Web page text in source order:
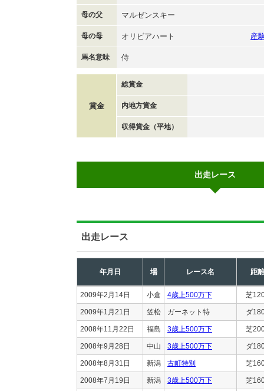
母の父 マルゼンスキー
母の母 オリビアハート 産
馬名意味 侍
賞金
総賞金
内地方賞金
収得賞金（平地）
出走レース
出走レース
年月日 場 レース名 距離
2009年2月14日 小倉 4歳上500万下 芝
2009年1月21日 笠松 ガーネット特 ダ
2008年11月22日 福島 3歳上500万下 芝
2008年9月28日 中山 3歳上500万下 ダ
2008年8月31日 新潟 古町特別 芝
2008年7月19日 新潟 3歳上500万下 芝